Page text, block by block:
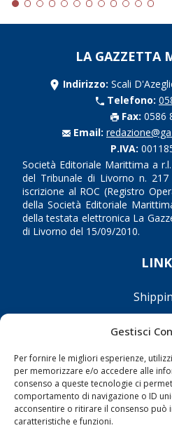
Gestisci
Per fornire le migliori esperienze,
per memorizzare e/o accedere alle
consenso a queste tecnologie ci
comportamento di navigazione o ID
acconsentire o ritirare il consenso può
caratteristiche e funzioni.
LA GAZZETTA
Indirizzo: Scali
Telefono:
Fax: 0586
Email:
P.IVA:
Società Editoriale Marittima a
del Tribunale di Livorno n.
iscrizione al ROC (Registro
della Società Editoriale
della testata elettronica La
di Livorno del 15/09/2010.
LINK
Porti/
Varie
Compagnie di